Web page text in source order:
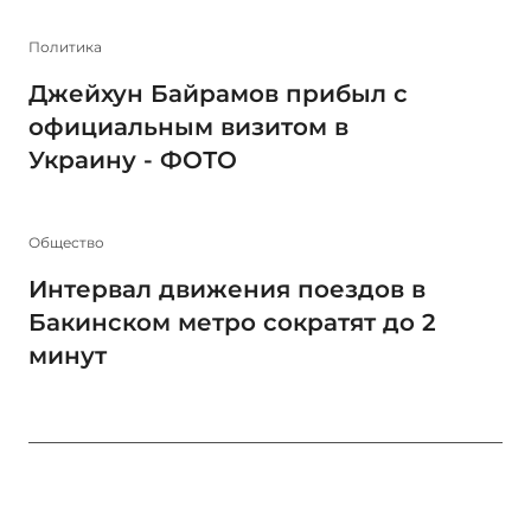
Политика
Джейхун Байрамов прибыл с
официальным визитом в
Украину - ФОТО
Общество
Интервал движения поездов в
Бакинском метро сократят до 2
минут